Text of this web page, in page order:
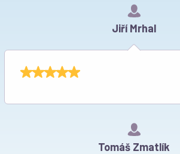
Jiří Mrhal
Tomáš Zmatlík